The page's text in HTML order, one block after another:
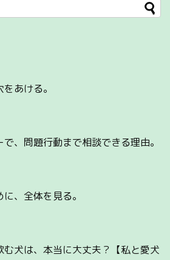
あける。
で、問題行動まで相談できる理由。
、全体を見る。
む犬は、本当に大丈夫？【私と愛犬